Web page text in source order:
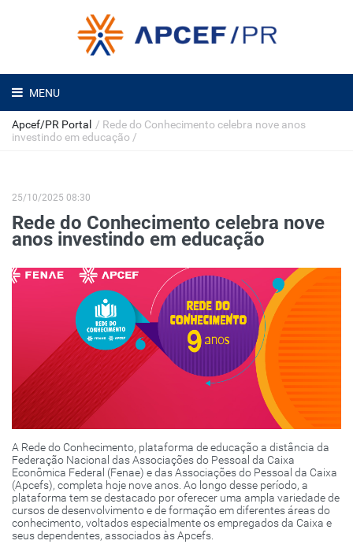
MENU
Apcef/PR Portal / Rede do Conhecimento celebra nove anos
investindo em educação /
25/10/2025 08:30
Rede do Conhecimento celebra nove
anos investindo em educação
A Rede do Conhecimento, plataforma de educação a distância da
Federação Nacional das Associações do Pessoal da Caixa
Econômica Federal (Fenae) e das Associações do Pessoal da Caixa
(Apcefs), completa hoje nove anos. Ao longo desse período, a
plataforma tem se destacado por oferecer uma ampla variedade de
cursos de desenvolvimento e de formação em diferentes áreas do
conhecimento, voltados especialmente os empregados da Caixa e
seus dependentes, associados às Apcefs.